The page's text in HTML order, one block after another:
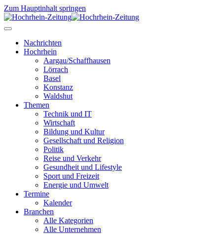
Zum Hauptinhalt springen
Nachrichten
Hochrhein
Aargau/Schaffhausen
Lörrach
Basel
Konstanz
Waldshut
Themen
Technik und IT
Wirtschaft
Bildung und Kultur
Gesellschaft und Religion
Politik
Reise und Verkehr
Gesundheit und Lifestyle
Sport und Freizeit
Energie und Umwelt
Termine
Kalender
Branchen
Alle Kategorien
Alle Unternehmen